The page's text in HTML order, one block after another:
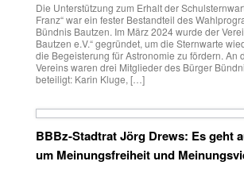
Die Unterstützung zum Erhalt der
Franz“ war ein fester Bestandteil des
Bündnis Bautzen. Im März 2024 wurde der
Bautzen e.V.“ gegründet, um die Sternwarte
die Begeisterung für Astronomie zu fördern. An
Vereins waren drei Mitglieder des Bürger
beteiligt: Karin Kluge, […]
BBBz-Stadtrat Jörg Drews: Es geht
um Meinungsfreiheit und